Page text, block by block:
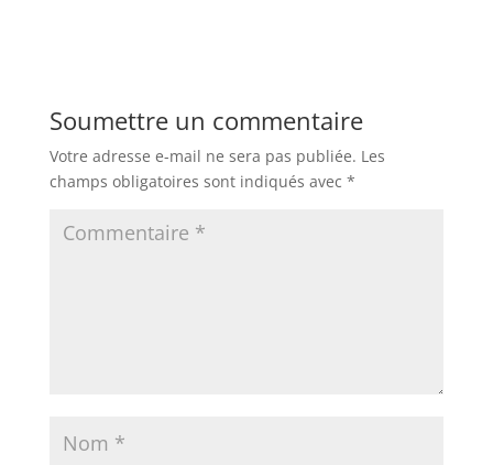
Soumettre un commentaire
Votre adresse e-mail ne sera pas publiée. Les
champs obligatoires sont indiqués avec *